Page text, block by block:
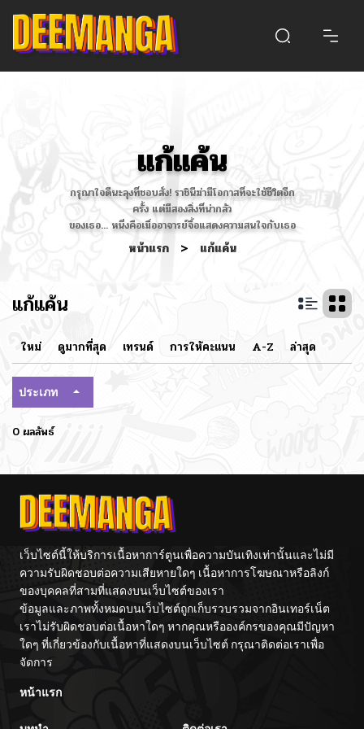
แก้แค้น
กรุณาใจดีนะลุงที่ชอบสั่ง! ราชินีฆ่ามีโอกาสที่จะใช้ชีวิตอีก
ครั้ง แต่มีสองสิ่งที่น่ากลัว
ของเธอ... หนึ่งคือเมื่ออาจารย์จื้อแสดงความสนใจกับเธอ
หน้าแรก > แก้แค้น
แก้แค้น
ใหม่ ดูมากที่สุด เทรนด์ การให้คะแนน A-Z ล่าสุด
ประเภท
0 ผลลัพธ์
เว็บไซต์นี้ให้บริการเนื้อหาการ์ตูนเพื่อความบันเทิงเท่านั้นและไม่มี
ความรับผิดชอบต่อความเสียหายใดๆ เนื้อหาการโฆษณาหรือลิงก์
ของบุคคลที่สามที่แสดงบนเว็บไซต์ของเรา
ข้อมูลและภาพทั้งหมดบนเว็บไซต์ถูกเก็บรวบรวมจากอินเทอร์เน็ต
เราไม่รับผิดชอบต่อเนื้อหาใดๆ หากคุณหรือองค์กรของคุณมีปัญหา
ใดๆ ที่เกี่ยวข้องกับเนื้อหาที่แสดงบนเว็บไซต์ กรุณาติดต่อเราเพื่อ
จัดการ
หน้าแรก